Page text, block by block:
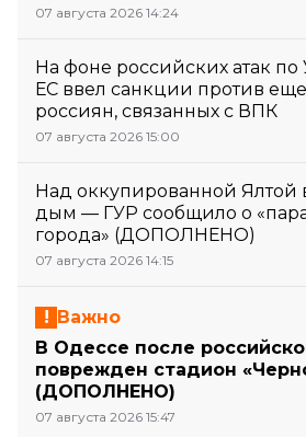
07 августа 2026 14:24
На фоне российских атак по
ЕС ввел санкции против
россиян, связанных с ВПК
07 августа 2026 15:00
Над оккупированной Ялтой
дым — ГУР сообщило о
города» (ДОПОЛНЕНО)
07 августа 2026 14:15
Важно
В Одессе после
поврежден стадион
(ДОПОЛНЕНО)
07 августа 2026 15:47